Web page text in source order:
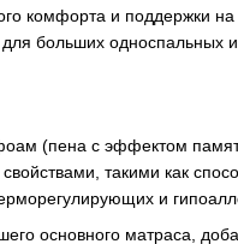
комфорта и поддержки
больших односпальных
(пена с эффектом
такими как
и
основного матраса,